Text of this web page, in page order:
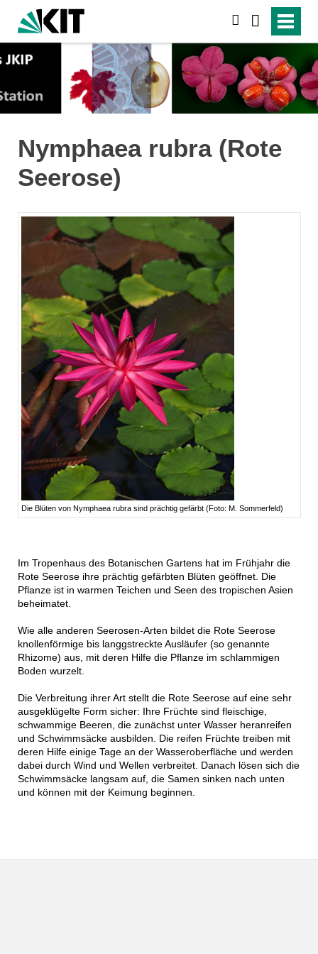
Nymphaea rubra (Rote
Seerose)
Die Blüten von Nymphaea rubra sind prächtig gefärbt (Foto: M. Sommerfeld)
Im Tropenhaus des Botanischen Gartens hat im Frühjahr die
Rote Seerose ihre prächtig gefärbten Blüten geöffnet. Die
Pflanze ist in warmen Teichen und Seen des tropischen Asien
beheimatet.
Wie alle anderen Seerosen-Arten bildet die Rote Seerose
knollenförmige bis langgstreckte Ausläufer (so genannte
Rhizome) aus, mit deren Hilfe die Pflanze im schlammigen
Boden wurzelt.
Die Verbreitung ihrer Art stellt die Rote Seerose auf eine sehr
ausgeklügelte Form sicher: Ihre Früchte sind fleischige,
schwammige Beeren, die zunächst unter Wasser heranreifen
und Schwimmsäcke ausbilden. Die reifen Früchte treiben mit
deren Hilfe einige Tage an der Wasseroberfläche und werden
dabei durch Wind und Wellen verbreitet. Danach lösen sich die
Schwimmsäcke langsam auf, die Samen sinken nach unten
und können mit der Keimung beginnen.